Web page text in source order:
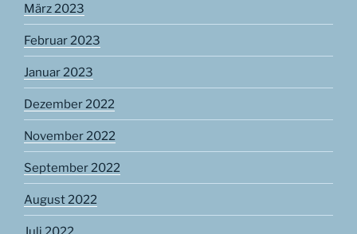
März 2023
Februar 2023
Januar 2023
Dezember 2022
November 2022
September 2022
August 2022